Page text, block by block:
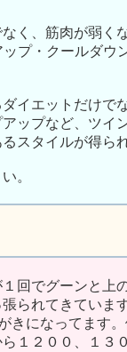
く、筋肉が弱く
プ・クールダウ
イエットだけで
ップなど、ツイ
スタイルが得ら
。
回でグーンと上
られてきていま
きになってます
１２００、１３